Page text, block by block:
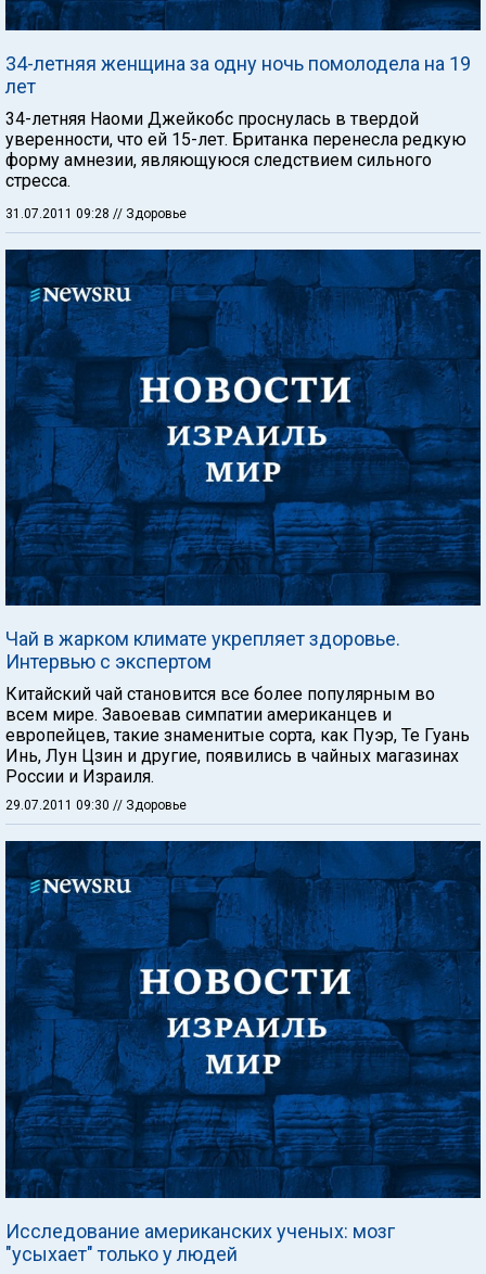
34-летняя женщина за одну ночь помолодела на 19
лет
34-летняя Наоми Джейкобс проснулась в твердой
уверенности, что ей 15-лет. Британка перенесла редкую
форму амнезии, являющуюся следствием сильного
стресса.
31.07.2011 09:28 // Здоровье
Чай в жарком климате укрепляет здоровье.
Интервью с экспертом
Китайский чай становится все более популярным во
всем мире. Завоевав симпатии американцев и
европейцев, такие знаменитые сорта, как Пуэр, Те Гуань
Инь, Лун Цзин и другие, появились в чайных магазинах
России и Израиля.
29.07.2011 09:30 // Здоровье
Исследование американских ученых: мозг
"усыхает" только у людей